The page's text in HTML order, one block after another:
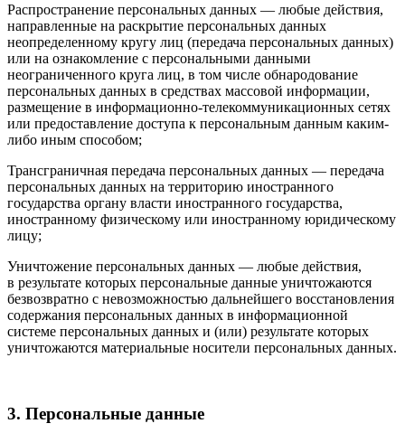
Распространение персональных данных — любые действия,
направленные на раскрытие персональных данных
неопределенному кругу лиц (передача персональных данных)
или на ознакомление с персональными данными
неограниченного круга лиц, в том числе обнародование
персональных данных в средствах массовой информации,
размещение в информационно-телекоммуникационных сетях
или предоставление доступа к персональным данным каким-
либо иным способом;
Трансграничная передача персональных данных — передача
персональных данных на территорию иностранного
государства органу власти иностранного государства,
иностранному физическому или иностранному юридическому
лицу;
Уничтожение персональных данных — любые действия,
в результате которых персональные данные уничтожаются
безвозвратно с невозможностью дальнейшего восстановления
содержания персональных данных в информационной
системе персональных данных и (или) результате которых
уничтожаются материальные носители персональных данных.
3. Персональные данные